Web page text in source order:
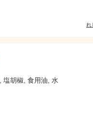
れ
塩胡椒, 食用油, 水